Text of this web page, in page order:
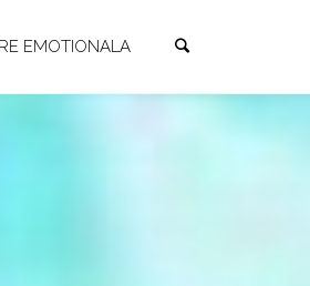
EMOTIONALA